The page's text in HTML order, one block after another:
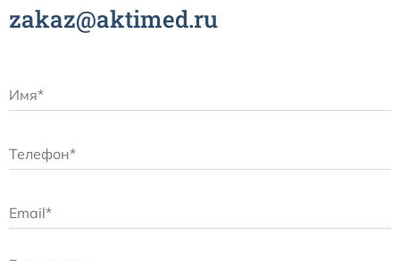
zakaz@aktimed.ru